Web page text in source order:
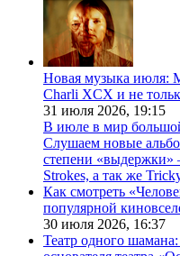
Новая музыка июля:
Charli XCX и не
31 июля 2026, 19:15
В июле в мир
Слушаем новые
степени
Strokes, а так же
Как смотреть
популярной
30 июля 2026, 16:37
Театр одного шамана: